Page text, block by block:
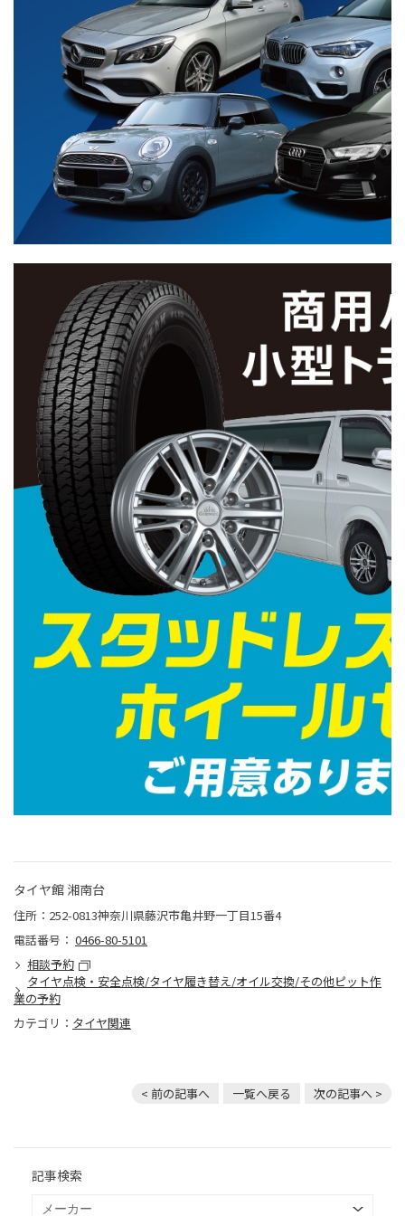
タイヤ館 湘南台
住所：252-0813神奈川県藤沢市亀井野一丁目15番4
電話番号： 0466-80-5101
相談予約
タイヤ点検・安全点検/タイヤ履き替え/オイル交換/その他ピット作
業の予約
カテゴリ： タイヤ関連
< 前の記事へ 一覧へ戻る 次の記事へ >
記事検索